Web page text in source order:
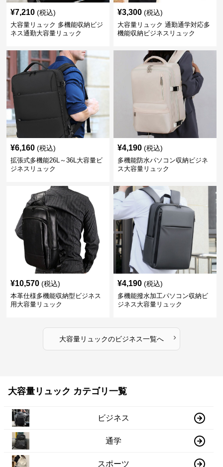
¥7,210 (税込)
大容量リュック 多機能収納ビジ
ネス通勤大容量リュック
¥3,300 (税込)
大容量リュック 通勤通学対応多
機能収納ビジネスリュック
¥6,160 (税込)
拡張式多機能26L～36L大容量ビ
ジネスリュック
¥4,190 (税込)
多機能防水パソコン収納ビジネ
ス大容量リュック
¥10,570 (税込)
本革仕様多機能収納型ビジネス
用大容量リュック
¥4,190 (税込)
多機能撥水加工パソコン収納ビ
ジネス大容量リュック
大容量リュックのビジネス一覧へ ›
大容量リュック カテゴリ一覧
ビジネス
通学
スポーツ